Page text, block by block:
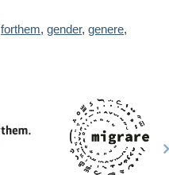
forthem, gender, genere,